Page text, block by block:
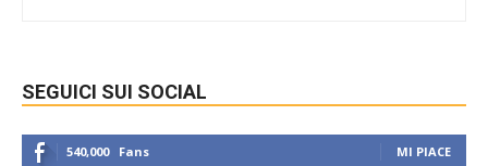
SEGUICI SUI SOCIAL
540,000 Fans MI PIACE